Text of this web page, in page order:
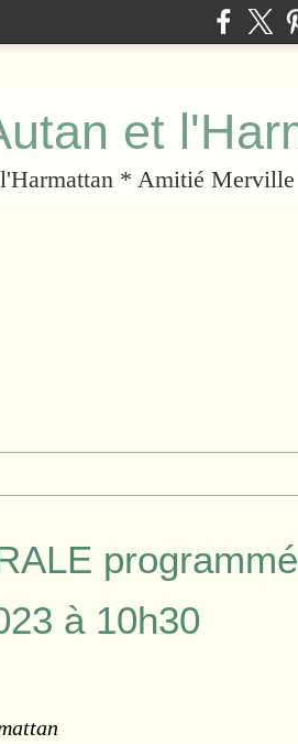
et
* Amitié Merville
à 10h30